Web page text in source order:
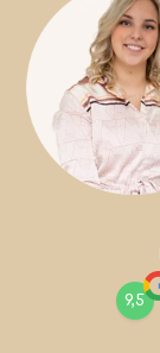
9,5